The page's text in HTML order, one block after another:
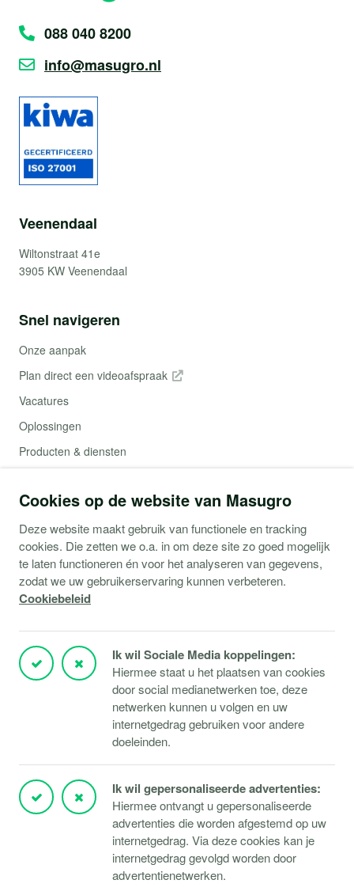
088 040 8200
info@masugro.nl
Veenendaal
Wiltonstraat 41e
3905 KW Veenendaal
Snel navigeren
Onze aanpak
Plan direct een videoafspraak
Vacatures
Oplossingen
Producten & diensten
Webshop (Copaco)
Support
Service aanvraag
Storingen Verbindingen
TeamViewer downloaden
Responsible disclosure
© 2026 Masugro
Disclaimer
Cookiebeleid
Privacybeleid
Algemene voorwaarden
Ontwerp & realisatie door
Cookies op de website van Masugro
Deze website maakt gebruik van functionele en tracking
cookies. Die zetten we o.a. in om deze site zo goed mogelijk
te laten functioneren én voor het analyseren van gegevens,
zodat we uw gebruikerservaring kunnen verbeteren.
Cookiebeleid
Ik wil Sociale Media koppelingen:
Hiermee staat u het plaatsen van cookies
door social medianetwerken toe, deze
netwerken kunnen u volgen en uw
internetgedrag gebruiken voor andere
doeleinden.
Ik wil gepersonaliseerde advertenties:
Hiermee ontvangt u gepersonaliseerde
advertenties die worden afgestemd op uw
internetgedrag. Via deze cookies kan je
internetgedrag gevolgd worden door
advertentienetwerken.